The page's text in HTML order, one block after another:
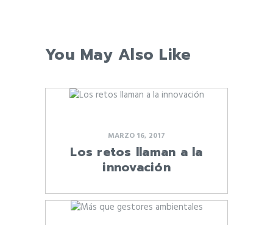
You May Also Like
MARZO 16, 2017
Los retos llaman a la
innovación